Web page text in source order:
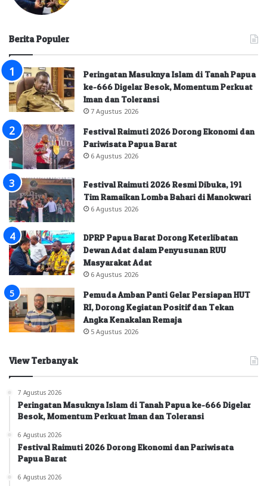
Berita Populer
Peringatan Masuknya Islam di Tanah Papua
ke-666 Digelar Besok, Momentum Perkuat
Iman dan Toleransi
7 Agustus 2026
Festival Raimuti 2026 Dorong Ekonomi dan
Pariwisata Papua Barat
6 Agustus 2026
Festival Raimuti 2026 Resmi Dibuka, 191
Tim Ramaikan Lomba Bahari di Manokwari
6 Agustus 2026
DPRP Papua Barat Dorong Keterlibatan
Dewan Adat dalam Penyusunan RUU
Masyarakat Adat
6 Agustus 2026
Pemuda Amban Panti Gelar Persiapan HUT
RI, Dorong Kegiatan Positif dan Tekan
Angka Kenakalan Remaja
5 Agustus 2026
View Terbanyak
7 Agustus 2026
Peringatan Masuknya Islam di Tanah Papua ke-666 Digelar
Besok, Momentum Perkuat Iman dan Toleransi
6 Agustus 2026
Festival Raimuti 2026 Dorong Ekonomi dan Pariwisata
Papua Barat
6 Agustus 2026